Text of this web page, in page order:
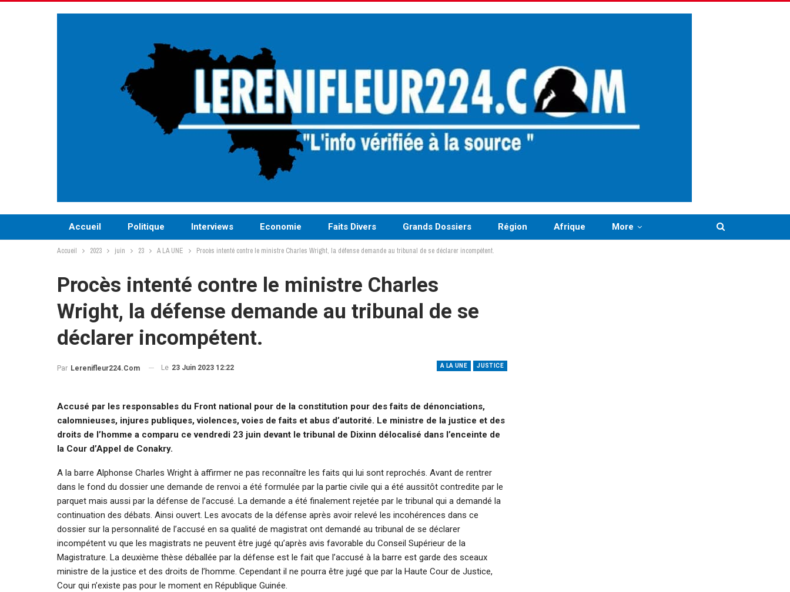
Accueil Politique Interviews Economie Faits Divers Grands Dossiers Région Afrique More
Accueil 2023 juin 23 A LA UNE Procès intenté contre le ministre Charles Wright, la défense demande au tribunal de se déclarer incompétent.
Procès intenté contre le ministre Charles
Wright, la défense demande au tribunal de se
déclarer incompétent.
A LA UNE JUSTICE
Par Lerenifleur224.com Le 23 Juin 2023 12:22
Accusé par les responsables du Front national pour de la constitution pour des faits de dénonciations,
calomnieuses, injures publiques, violences, voies de faits et abus d’autorité. Le ministre de la justice et des
droits de l’homme a comparu ce vendredi 23 juin devant le tribunal de Dixinn délocalisé dans l’enceinte de
la Cour d’Appel de Conakry.
A la barre Alphonse Charles Wright à affirmer ne pas reconnaître les faits qui lui sont reprochés. Avant de rentrer
dans le fond du dossier une demande de renvoi a été formulée par la partie civile qui a été aussitôt contredite par le
parquet mais aussi par la défense de l’accusé. La demande a été finalement rejetée par le tribunal qui a demandé la
continuation des débats. Ainsi ouvert. Les avocats de la défense après avoir relevé les incohérences dans ce
dossier sur la personnalité de l’accusé en sa qualité de magistrat ont demandé au tribunal de se déclarer
incompétent vu que les magistrats ne peuvent être jugé qu’après avis favorable du Conseil Supérieur de la
Magistrature. La deuxième thèse déballée par la défense est le fait que l’accusé à la barre est garde des sceaux
ministre de la justice et des droits de l’homme. Cependant il ne pourra être jugé que par la Haute Cour de Justice,
Cour qui n’existe pas pour le moment en République Guinée.